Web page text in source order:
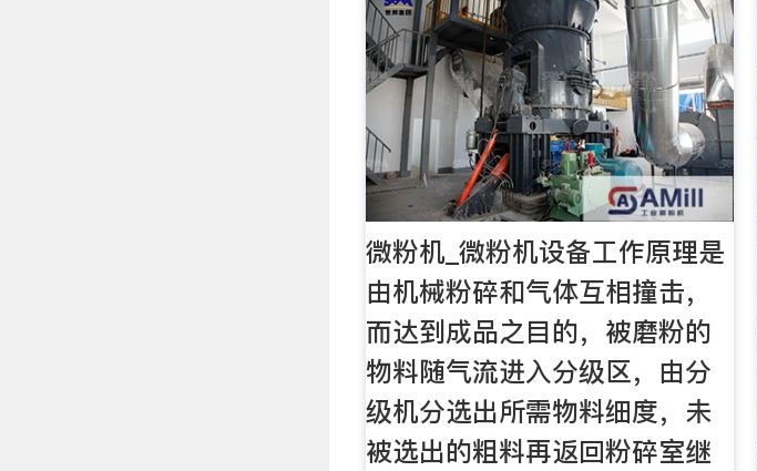
微粉机_微粉机设备工作原理是
由机械粉碎和气体互相撞击，
而达到成品之目的，被磨粉的
物料随气流进入分级区，由分
级机分选出所需物料细度，未
被选出的粗料再返回粉碎室继